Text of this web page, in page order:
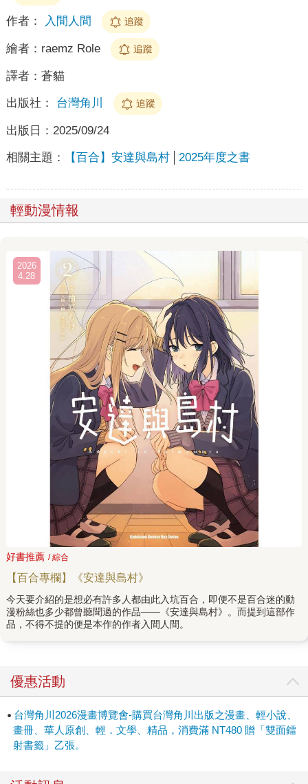
作者： 入間人間 追蹤
繪者： raemz Role 追蹤
譯者： 蒼貓
出版社： 台灣角川 追蹤
出版日： 2025/09/24
相關主題： 【百合】安達與島村 2025年度之書
輕動漫情報
2026
4.28
好書推薦 / 綜合
【百合專欄】《安達與島村》
今天要介紹的是想必有許多人都由此入坑百合，即便不是百合迷的動
漫粉絲也多少都曾聽聞過的作品——《安達與島村》。而提到這部作
品，不得不提的便是本作的作者入間人間。
優惠活動
台灣角川2026漫畫博覽會-購買台灣角川出版之漫畫、輕小說、
畫冊、華人原創、輕．文學、精品，消費滿 NT480 贈「雙面鐳
射書籤」乙張。